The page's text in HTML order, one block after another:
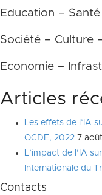
Education –
Société – Culture
Economie –
Articles
Les effets de l’IA
OCDE, 2022 7
L’impact de l’IA
Internationale du
Contacts